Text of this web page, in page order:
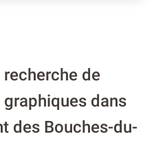
de
dans
des Bouches-du-